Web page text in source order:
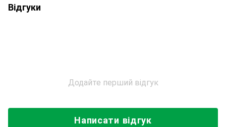
Відгуки
Додайте перший відгук
Написати відгук